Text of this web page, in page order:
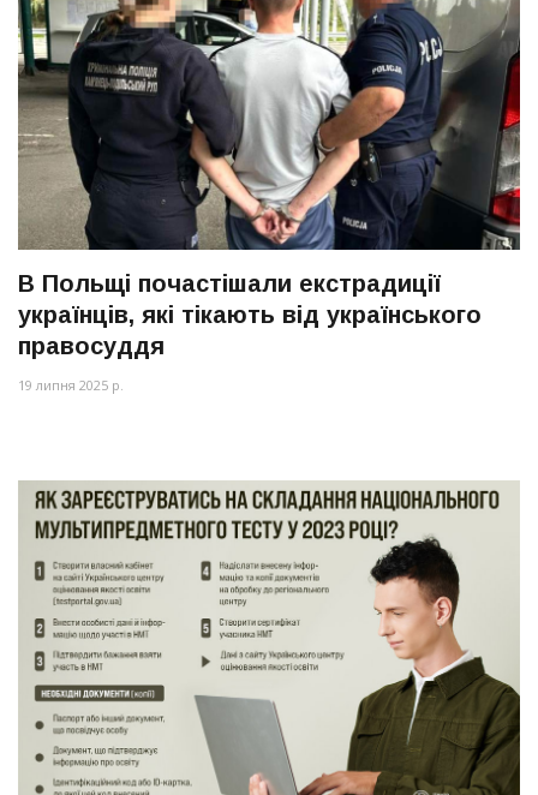
В Польщі почастішали екстрадиції
українців, які тікають від українського
правосуддя
19 липня 2025 р.